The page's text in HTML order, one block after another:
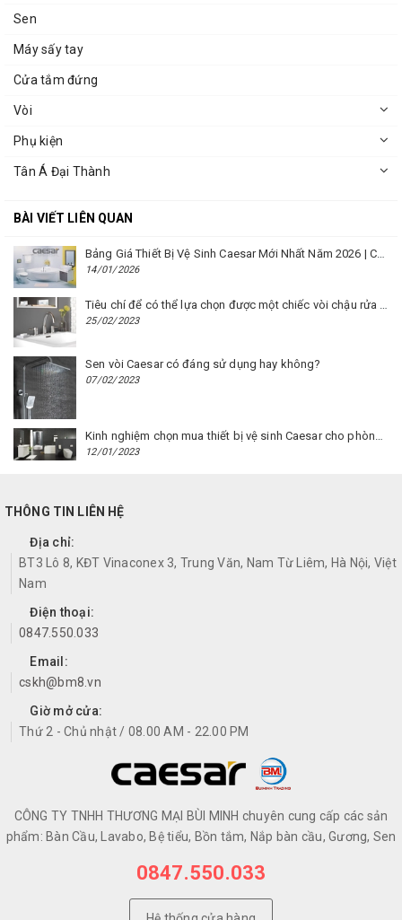
Sen
Máy sấy tay
Cửa tắm đứng
Vòi
Phụ kiện
Tân Á Đại Thành
BÀI VIẾT LIÊN QUAN
Bảng Giá Thiết Bị Vệ Sinh Caesar Mới Nhất Năm 2026 | Cập Nhật Liên Tục Tại BM8.VN
14/01/2026
25/02/2023
Sen vòi Caesar có đáng sử dụng hay không?
07/02/2023
12/01/2023
THÔNG TIN LIÊN HỆ
Địa chỉ:
BT3 Lô 8, KĐT Vinaconex 3, Trung Văn, Nam Từ Liêm, Hà Nội, Việt
Nam
Điện thoại:
0847.550.033
Email:
cskh@bm8.vn
Giờ mở cửa:
Thứ 2 - Chủ nhật / 08.00 AM - 22.00 PM
CÔNG TY TNHH THƯƠNG MẠI BÙI MINH chuyên cung cấp các sản
phẩm: Bàn Cầu, Lavabo, Bệ tiểu, Bồn tắm, Nắp bàn cầu, Gương, Sen
0847.550.033